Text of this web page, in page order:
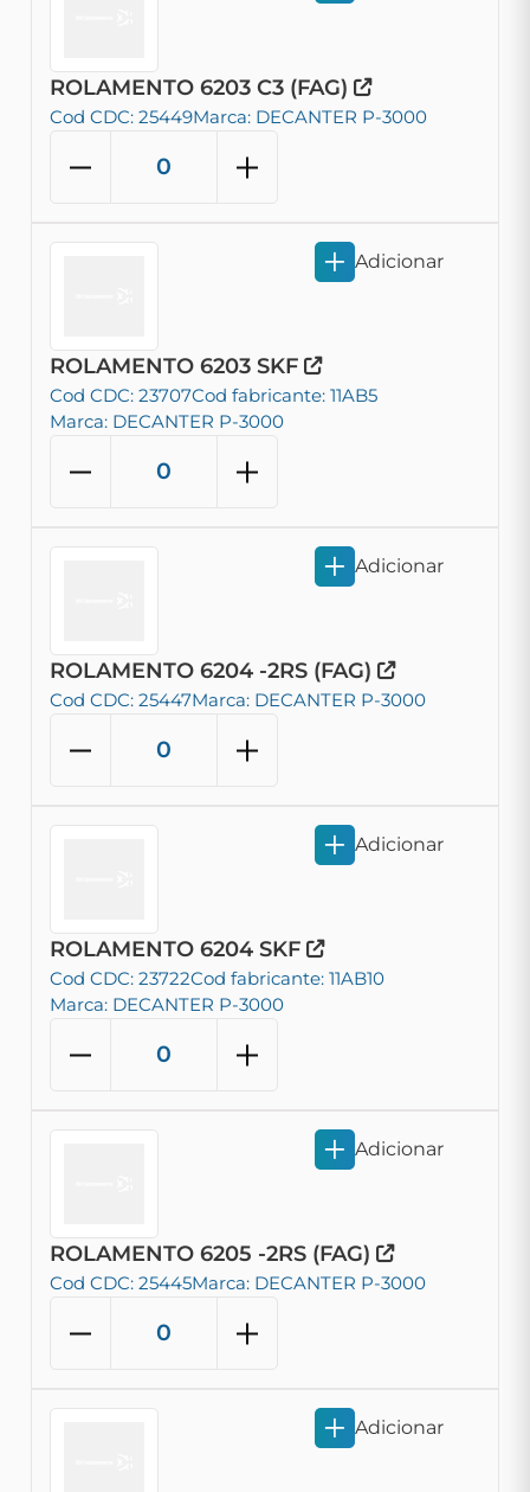
ROLAMENTO 6203 C3 (FAG)
Cod CDC: 25449Marca: DECANTER P-3000
ROLAMENTO 6203 SKF
Cod CDC: 23707Cod fabricante: 11AB5
Marca: DECANTER P-3000
Adicionar
ROLAMENTO 6204 -2RS (FAG)
Cod CDC: 25447Marca: DECANTER P-3000
Adicionar
ROLAMENTO 6204 SKF
Cod CDC: 23722Cod fabricante: 11AB10
Marca: DECANTER P-3000
Adicionar
ROLAMENTO 6205 -2RS (FAG)
Cod CDC: 25445Marca: DECANTER P-3000
Adicionar
Adicionar